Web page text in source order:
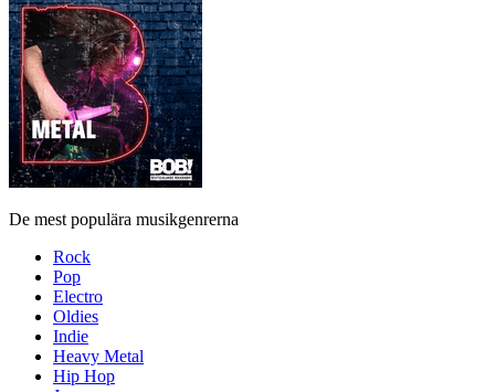
De mest populära musikgenrerna
Rock
Pop
Electro
Oldies
Indie
Heavy Metal
Hip Hop